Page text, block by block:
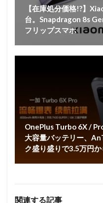
【在庫処分価格!?】
台。Snapdragon 8s
フリップスマホ
OnePlus Turbo 6X /
大容量バッテリー、
ク盛り盛りで3.5万円
関連する記事